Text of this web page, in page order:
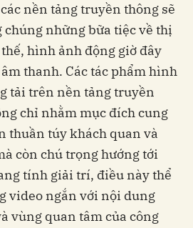
nền tảng truyền thông sẽ
chúng những bữa tiệc về thị
hình ảnh động giờ đây
thanh. Các tác phẩm hình
tải trên nền tảng truyền
chỉ nhằm mục đích cung
thuần túy khách quan và
còn chú trọng hướng tới
tính giải trí, điều này thể
video ngắn với nội dung
vùng quan tâm của công